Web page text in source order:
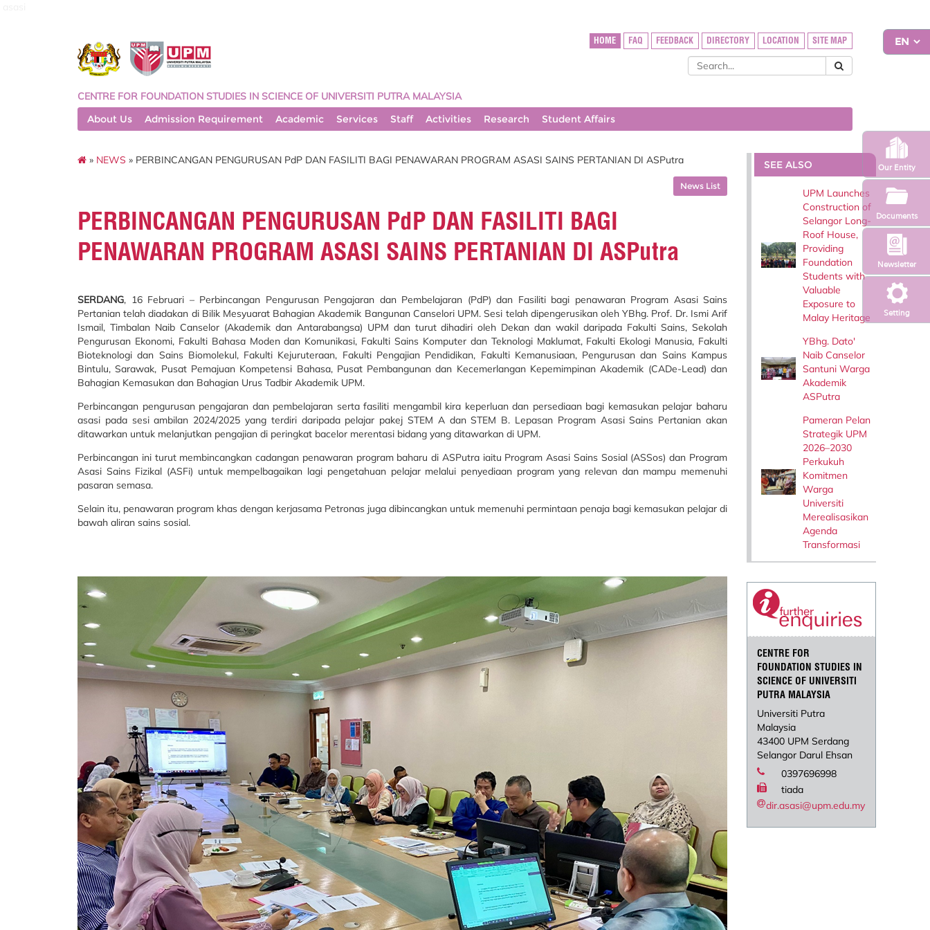
Setting
Newsletter
Our Entity
Documents
HOME FAQ FEEDBACK DIRECTORY LOCATION SITE MAP
CENTRE FOR FOUNDATION STUDIES IN SCIENCE OF UNIVERSITI PUTRA MALAYSIA
About Us
Admission Requirement Academic Services Staff Activities Research Student Affairs
» NEWS » PERBINCANGAN PENGURUSAN PdP DAN FASILITI BAGI PENAWARAN PROGRAM ASASI SAINS PERTANIAN DI ASPutra
News List
PERBINCANGAN PENGURUSAN PdP DAN FASILITI BAGI
PENAWARAN PROGRAM ASASI SAINS PERTANIAN DI ASPutra
SERDANG, 16 Februari – Perbincangan Pengurusan Pengajaran dan Pembelajaran (PdP) dan Fasiliti bagi penawaran Program Asasi Sains
Pertanian telah diadakan di Bilik Mesyuarat Bahagian Akademik Bangunan Canselori UPM. Sesi telah dipengerusikan oleh YBhg. Prof. Dr. Ismi Arif
Ismail, Timbalan Naib Canselor (Akademik dan Antarabangsa) UPM dan turut dihadiri oleh Dekan dan wakil daripada Fakulti Sains, Sekolah
Pengurusan Ekonomi, Fakulti Bahasa Moden dan Komunikasi, Fakulti Sains Komputer dan Teknologi Maklumat, Fakulti Ekologi Manusia, Fakulti
Bioteknologi dan Sains Biomolekul, Fakulti Kejuruteraan, Fakulti Pengajian Pendidikan, Fakulti Kemanusiaan, Pengurusan dan Sains Kampus
Bintulu, Sarawak, Pusat Pemajuan Kompetensi Bahasa, Pusat Pembangunan dan Kecemerlangan Kepemimpinan Akademik (CADe-Lead) dan
Bahagian Kemasukan dan Bahagian Urus Tadbir Akademik UPM.
Perbincangan pengurusan pengajaran dan pembelajaran serta fasiliti mengambil kira keperluan dan persediaan bagi kemasukan pelajar baharu
asasi pada sesi ambilan 2024/2025 yang terdiri daripada pelajar pakej STEM A dan STEM B. Lepasan Program Asasi Sains Pertanian akan
ditawarkan untuk melanjutkan pengajian di peringkat bacelor merentasi bidang yang ditawarkan di UPM.
Perbincangan ini turut membincangkan cadangan penawaran program baharu di ASPutra iaitu Program Asasi Sains Sosial (ASSos) dan Program
Asasi Sains Fizikal (ASFi) untuk mempelbagaikan lagi pengetahuan pelajar melalui penyediaan program yang relevan dan mampu memenuhi
pasaran semasa.
Selain itu, penawaran program khas dengan kerjasama Petronas juga dibincangkan untuk memenuhi permintaan penaja bagi kemasukan pelajar di
bawah aliran sains sosial.
SEE ALSO
UPM Launches
Construction of
Selangor Long-
Roof House,
Providing
Foundation
Students with
Valuable
Exposure to
Malay Heritage
YBhg. Dato'
Naib Canselor
Santuni Warga
Akademik
ASPutra
Pameran Pelan
Strategik UPM
2026–2030
Perkukuh
Komitmen
Warga
Universiti
Merealisasikan
Agenda
Transformasi
CENTRE FOR
FOUNDATION STUDIES IN
SCIENCE OF UNIVERSITI
PUTRA MALAYSIA
Universiti Putra
Malaysia
43400 UPM Serdang
Selangor Darul Ehsan
0397696998
tiada
dir.asasi@upm.edu.my